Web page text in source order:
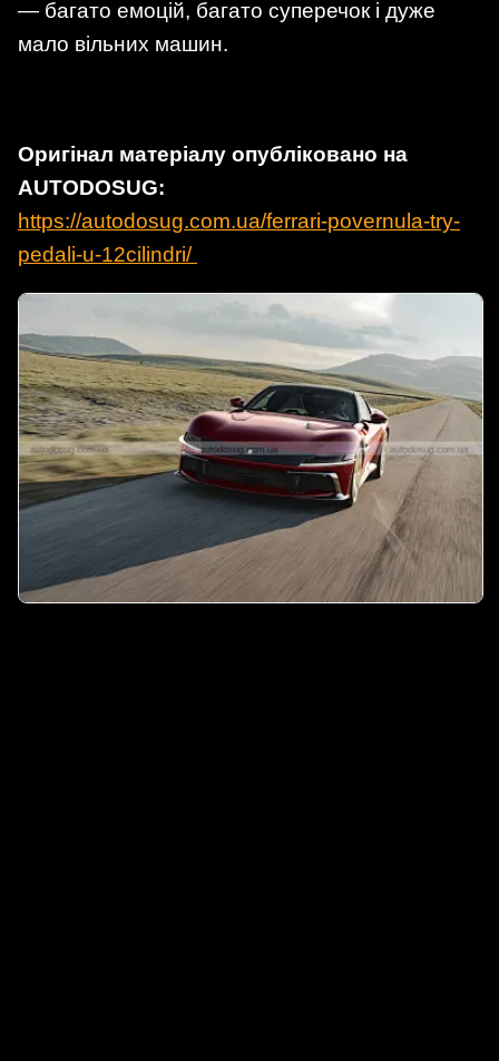
— багато емоцій, багато суперечок і дуже
мало вільних машин.
Оригінал матеріалу опубліковано на
AUTODOSUG:
https://autodosug.com.ua/ferrari-povernula-try-
pedali-u-12cilindri/